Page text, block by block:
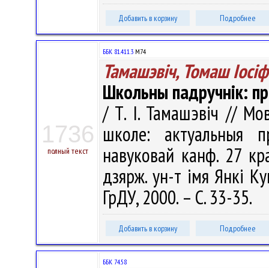
Добавить в корзину Подробнее
1736
полный текст
ББК 81.411.3 М74
Тамашэвіч, Томаш
Школьны падручнік:
/ Т. І. Тамашэвіч //
школе: актуальныя
навуковай канф. 27
дзярж. ун-т імя Янкі
ГрДУ, 2000. – С. 33-35.
Добавить в корзину Подробнее
ББК 74.58